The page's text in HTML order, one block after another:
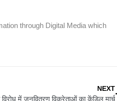
through Digital Media which
NEXT
में जनवितरण विक्रेताओं का केंडिल मार्च